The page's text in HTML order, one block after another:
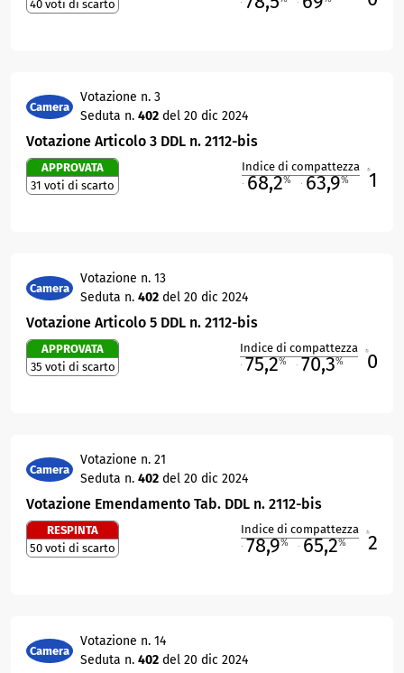
40 voti di scarto
Camera
Votazione n. 3
Seduta n. 402 del 20 dic 2024
Votazione Articolo 3 DDL n. 2112-bis
APPROVATA
31 voti di scarto
Indice di compattezza
68,2% 63,9% 1
Camera
Votazione n. 13
Seduta n. 402 del 20 dic 2024
Votazione Articolo 5 DDL n. 2112-bis
APPROVATA
35 voti di scarto
Indice di compattezza
75,2% 70,3% 0
Camera
Votazione n. 21
Seduta n. 402 del 20 dic 2024
Votazione Emendamento Tab. DDL n. 2112-bis
RESPINTA
50 voti di scarto
Indice di compattezza
78,9% 65,2% 2
Camera
Votazione n. 14
Seduta n. 402 del 20 dic 2024